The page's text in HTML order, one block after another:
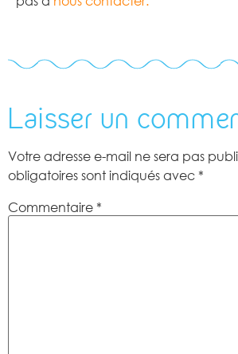
Laisser un
Votre adresse e-mail ne sera pas
obligatoires sont indiqués avec *
Commentaire *